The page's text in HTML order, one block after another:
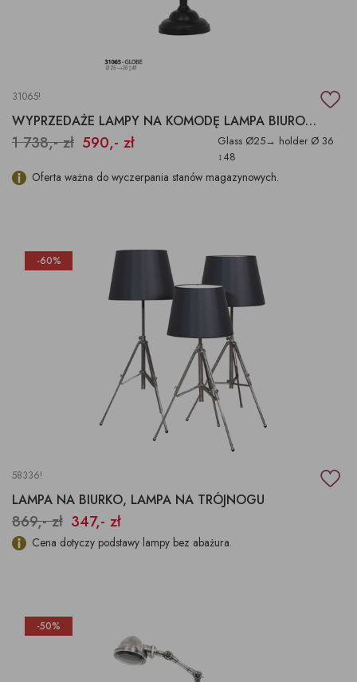
31065!
WYPRZEDAŻE LAMPY NA KOMODĘ LAMPA BIUROWA GLOBUS
1 738,- zł 590,- zł
Glass Ø25→ holder Ø 36
↕48
Oferta ważna do wyczerpania stanów magazynowych.
-60%
58336!
LAMPA NA BIURKO, LAMPA NA TRÓJNOGU
869,- zł 347,- zł
Cena dotyczy podstawy lampy bez abażura.
-50%